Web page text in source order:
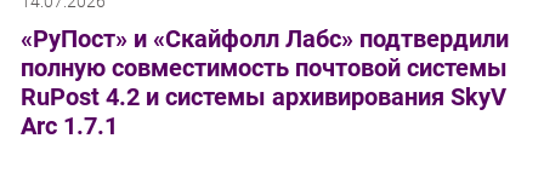
«РуПост» и «Скайфолл Лабс» подтвердили
полную совместимость почтовой системы
RuPost 4.2 и системы архивирования SkyV
Arc 1.7.1